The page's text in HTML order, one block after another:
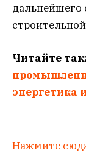
дальнейшего
Читайте
энергетика
Нажмите